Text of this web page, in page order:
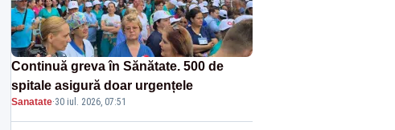
Continuă greva în Sănătate. 500 de
spitale asigură doar urgențele
Sanatate·30 iul. 2026, 07:51